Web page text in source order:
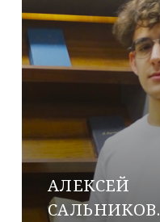
АЛЕКСЕЙ
САЛЬНИКОВ.